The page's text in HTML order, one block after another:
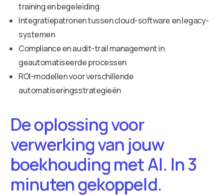
training en begeleiding
Integratiepatronen tussen cloud-software en legacy-
systemen
Compliance en audit-trail management in
geautomatiseerde processen
ROI-modellen voor verschillende
automatiseringsstrategieën
De oplossing voor
verwerking van jouw
boekhouding met AI. In 3
minuten gekoppeld.